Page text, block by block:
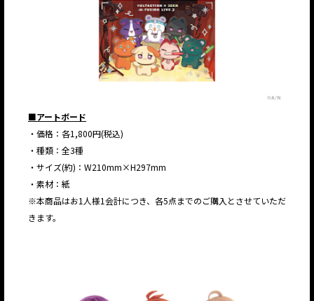
■アートボード
・価格：各1,800円(税込)
・種類：全3種
・サイズ(約)：W210mm×H297mm
・素材：紙
※本商品はお1人様1会計につき、各5点までのご購入とさせていただ
きます。